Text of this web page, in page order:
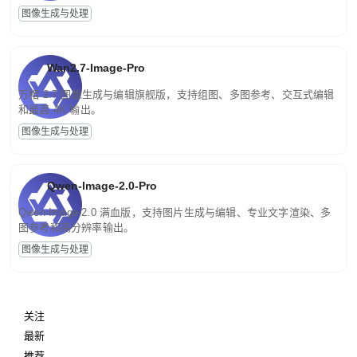
图像生成与处理
Wan2.7-Image-Pro
万相 2.7 图像生成与编辑旗舰版，支持组图、多图参考、交互式编辑
和最高 4K 输出。
图像生成与处理
Qwen-Image-2.0-Pro
Qwen-Image-2.0 满血版，支持图片生成与编辑、专业文字渲染、多
图参考和高分辨率输出。
图像生成与处理
关注
最新